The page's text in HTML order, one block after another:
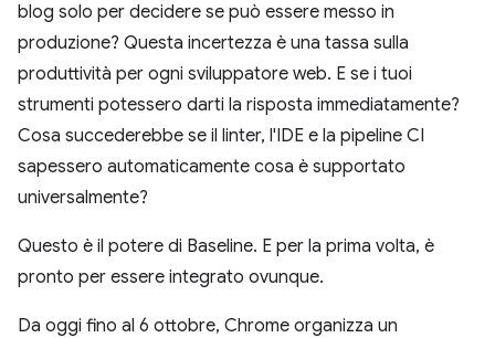
blog solo per decidere se può essere messo in
produzione? Questa incertezza è una tassa sulla
produttività per ogni sviluppatore web. E se i tuoi
strumenti potessero darti la risposta immediatamente?
Cosa succederebbe se il linter, l'IDE e la pipeline CI
sapessero automaticamente cosa è supportato
universalmente?
Questo è il potere di Baseline. E per la prima volta, è
pronto per essere integrato ovunque.
Da oggi fino al 6 ottobre, Chrome organizza un